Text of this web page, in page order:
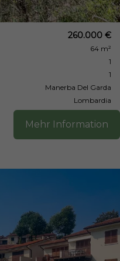
260.000 €
64 m²
1
1
Manerba Del Garda
Lombardia
Mehr Information